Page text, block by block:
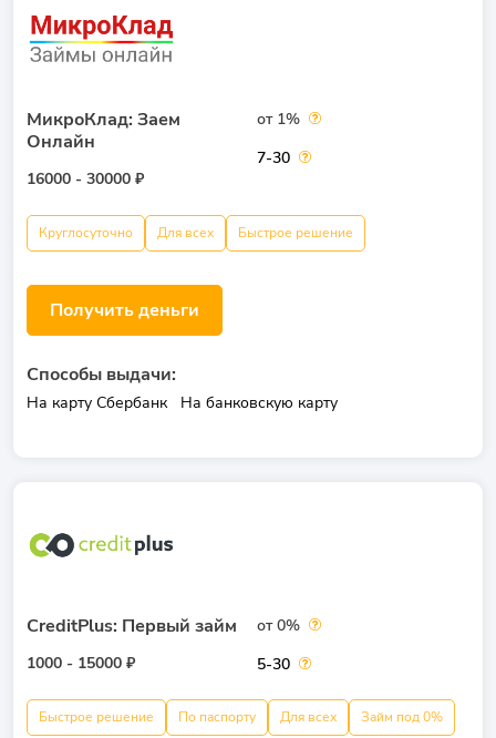
МикроКлад: Заем
Онлайн
16000 - 30000 ₽
от 1%
7-30
Круглосуточно Для всех Быстрое решение
Получить деньги
Способы выдачи:
На карту Сбербанк На банковскую карту
CreditPlus: Первый займ
1000 - 15000 ₽
от 0%
5-30
Быстрое решение По паспорту Для всех Займ под 0%